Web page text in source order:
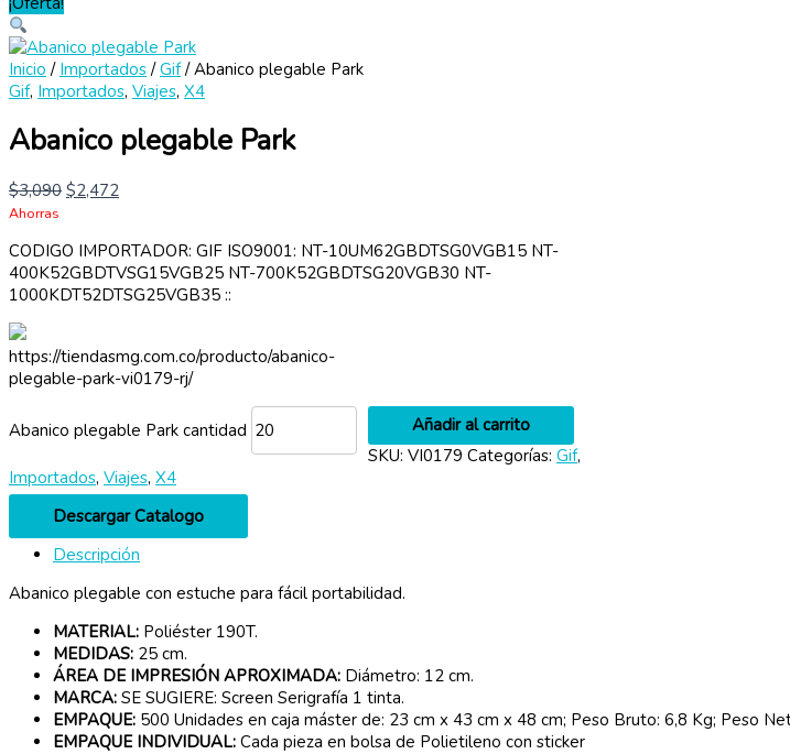
Inicio / Importados/Gif/ Abanico plegable Park
Gif, Importados, Viajes, X4
Abanico plegable Park
$3,090 $2,472
Ahorras
CODIGO IMPORTADOR: GIF ISO9001: NT-10UM62GBDTSG0VGB15 NT-
400K52GBDTVSG15VGB25 NT-700K52GBDTSG20VGB30 NT-
1000KDT52DTSG25VGB35 ::
https://tiendasmg.com.co/producto/abanico-
plegable-park-vi0179-rj/
Abanico plegable Park cantidad
Añadir al carrito
SKU: VI0179 Categorías: Gif,
Importados, Viajes, X4
Descargar Catalogo
Descripción
Abanico plegable con estuche para fácil portabilidad.
MATERIAL: Poliéster 190T.
MEDIDAS: 25 cm.
ÁREA DE IMPRESIÓN APROXIMADA: Diámetro: 12 cm.
MARCA: SE SUGIERE: Screen Serigrafía 1 tinta.
EMPAQUE: 500 Unidades en caja máster de: 23 cm x 43 cm x 48 cm; Peso Bruto: 6,8 Kg; Peso
EMPAQUE INDIVIDUAL: Cada pieza en bolsa de Polietileno con sticker